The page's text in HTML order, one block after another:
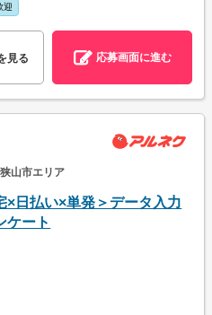
迎
見る 応募画面に進む
山市エリア
×日払い×単発＞データ入力
ケート